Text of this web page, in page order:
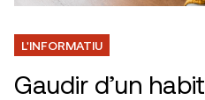
L'INFORMATIU
Gaudir d’un